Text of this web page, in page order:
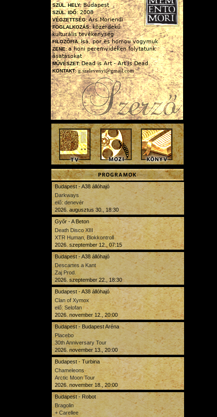
SZÜL. HELY:Budapest
SZÜL. IDŐ: 2008
VÉGZETTSÉG:Ars Moriendi
FOGLALKOZÁS:közérdekű
kulturális tevékenység
FILOZÓFIA:Isá, por ës homou vogymuk
ZENE:a honi peremvidéken folytatunk
ásatásokat
MŰVÉSZET:Dead is Art - Art is Dead
KONTAKT: g.szelevenyi@gmail.com
Budapest - A38 állóhajó
Darkways
elő: denevér
2026. augusztus 30., 18:30
Győr - A Beton
Death Disco XIII
XTR Human, Blokkontroll
2026. szeptember 12., 07:15
Budapest - A38 állóhajó
Descartes a Kant
Zaj Prod.
2026. szeptember 22., 18:30
Budapest - A38 állóhajó
Clan of Xymox
elő: Selofan
2026. november 12., 20:00
Budapest - Budapest Aréna
Placebo
30th Anniversary Tour
2026. november 13., 20:00
Budapest - Turbina
Chameleons
Arctic Moon Tour
2026. november 18., 20:00
Budapest - Robot
Bragolin
+ Carellee